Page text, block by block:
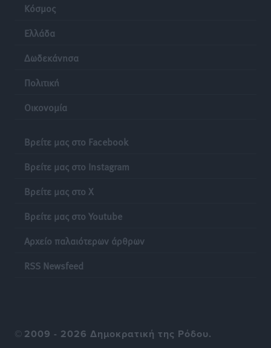
Κόσμος
Ελλάδα
Δωδεκάνησα
Πολιτική
Οικονομία
Βρείτε μας στο Facebook
Βρείτε μας στο Instagram
Βρείτε μας στο X
Βρείτε μας στο Youtube
Αρχείο παλαιότερων άρθρων
RSS Newsfeed
© 2009 - 2026 Δημοκρατική της Ρόδου.